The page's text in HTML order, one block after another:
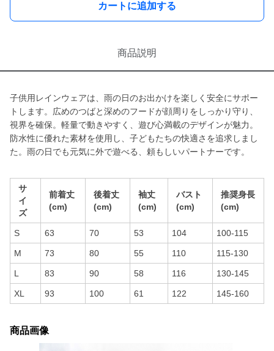
カートに追加する
商品説明
子供用レインウェアは、雨の日のお出かけを楽しく安全にサポー
トします。広めのつばと深めのフードが顔周りをしっかり守り、
視界を確保。軽量で動きやすく、遊び心満載のデザインが魅力。
防水性に優れた素材を使用し、子どもたちの快適さを追求しまし
た。雨の日でも元気に外で遊べる、頼もしいパートナーです。
サ
イ
ズ
前着丈
(cm)
後着丈
(cm)
袖丈
(cm)
バスト
(cm)
推奨身長
(cm)
S 63 70 53 104 100-115
M 73 80 55 110 115-130
L 83 90 58 116 130-145
XL 93 100 61 122 145-160
商品画像